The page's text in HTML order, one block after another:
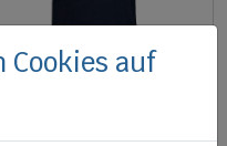
Cookies auf